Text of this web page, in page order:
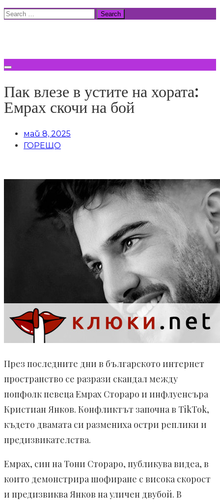
Skip
Search
Пак влезе в устите на хората:
Емрах скочи на бой
май 8, 2025
ГОРЕЩО
През последните дни в българското интернет
пространство се разрази скандал между
попфолк певеца Емрах Стораро и инфлуенсъра
Кристиан Янков. Конфликтът започна в TikTok,
където двамата си размениха остри реплики и
предизвикателства.
Емрах, син на Тони Стораро, публикува видеа, в
които демонстрира шофиране с висока скорост
и предизвиква Янков на уличен двубой. В